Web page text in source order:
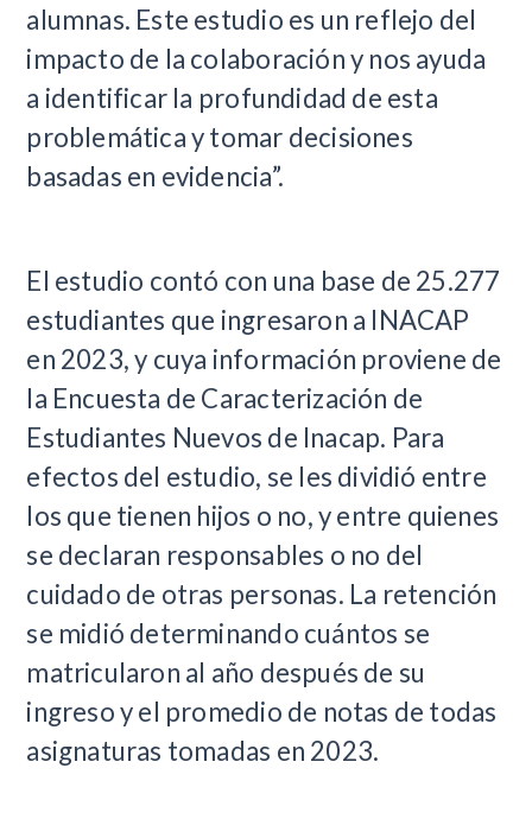
alumnas. Este estudio es un reflejo del
impacto de la colaboración y nos ayuda
a identificar la profundidad de esta
problemática y tomar decisiones
basadas en evidencia”.
El estudio contó con una base de 25.277
estudiantes que ingresaron a INACAP
en 2023, y cuya información proviene de
la Encuesta de Caracterización de
Estudiantes Nuevos de Inacap. Para
efectos del estudio, se les dividió entre
los que tienen hijos o no, y entre quienes
se declaran responsables o no del
cuidado de otras personas. La retención
se midió determinando cuántos se
matricularon al año después de su
ingreso y el promedio de notas de todas
asignaturas tomadas en 2023.